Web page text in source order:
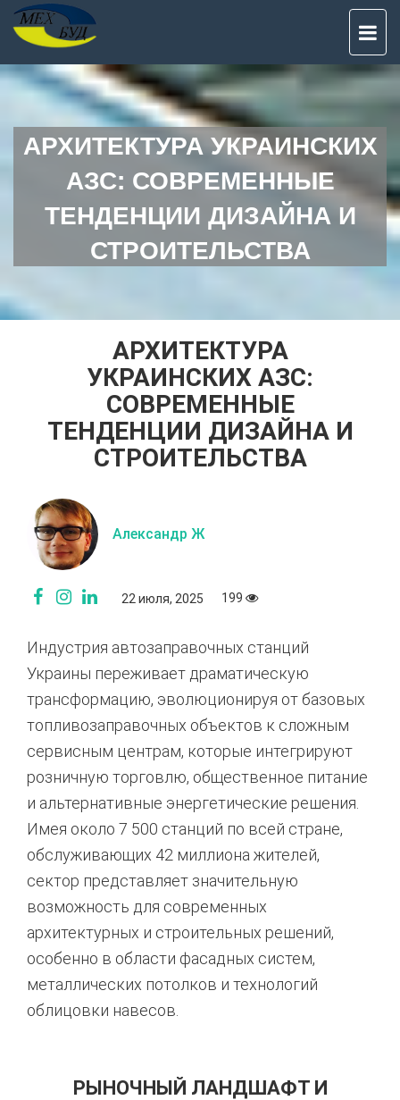
АРХИТЕКТУРА УКРАИНСКИХ
АЗС: СОВРЕМЕННЫЕ
ТЕНДЕНЦИИ ДИЗАЙНА И
СТРОИТЕЛЬСТВА
АРХИТЕКТУРА
УКРАИНСКИХ АЗС:
СОВРЕМЕННЫЕ
ТЕНДЕНЦИИ ДИЗАЙНА И
СТРОИТЕЛЬСТВА
Александр Ж
22 июля, 2025 199
Индустрия автозаправочных станций
Украины переживает драматическую
трансформацию, эволюционируя от базовых
топливозаправочных объектов к сложным
сервисным центрам, которые интегрируют
розничную торговлю, общественное питание
и альтернативные энергетические решения.
Имея около 7 500 станций по всей стране,
обслуживающих 42 миллиона жителей,
сектор представляет значительную
возможность для современных
архитектурных и строительных решений,
особенно в области фасадных систем,
металлических потолков и технологий
облицовки навесов.
РЫНОЧНЫЙ ЛАНДШАФТ И